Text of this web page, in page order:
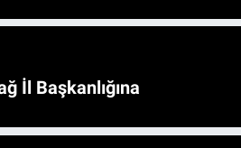
İl Başkanlığına